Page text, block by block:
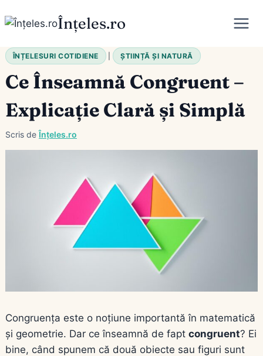
to
Înțeles.ro
ÎNȚELESURI COTIDIENE | ȘTIINȚĂ ȘI NATURĂ
Ce Înseamnă Congruent –
Explicație Clară și Simplă
Scris de Înțeles.ro
Congruența este o noțiune importantă în matematică
și geometrie. Dar ce înseamnă de fapt congruent? Ei
bine, când spunem că două obiecte sau figuri sunt